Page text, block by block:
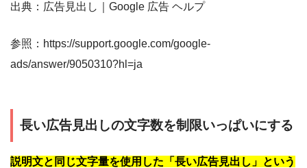
出典：広告見出し｜Google 広告 ヘルプ
参照：https://support.google.com/google-
ads/answer/9050310?hl=ja
長い広告見出しの文字数を制限いっぱいにする
説明文と同じ文字量を使用した「長い広告見出し」という